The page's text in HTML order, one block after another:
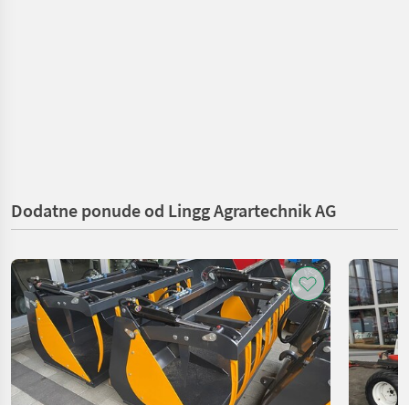
Dodatne ponude od Lingg Agrartechnik AG